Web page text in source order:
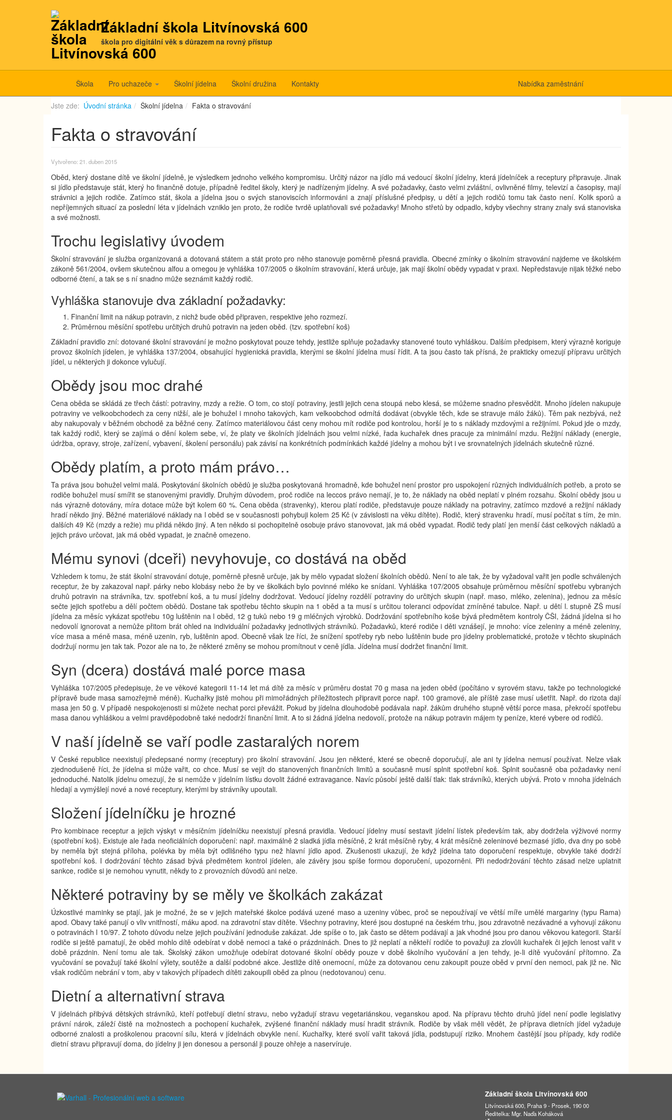
Základní škola Litvínovská 600
škola pro digitální věk s důrazem na rovný přístup
Škola Pro uchazeče Školní jídelna Školní družina Kontakty Nabídka zaměstnání
Jste zde: Úvodní stránka Školní jídelna Fakta o stravování
Fakta o stravování
Vytvořeno: 21. duben 2015
Oběd, který dostane dítě ve školní jídelně, je výsledkem jednoho velkého kompromisu. Určitý názor na jídlo má vedoucí školní jídelny, která jídelníček a receptury připravuje. Jinak
si jídlo představuje stát, který ho finančně dotuje, případně ředitel školy, který je nadřízeným jídelny. A své požadavky, často velmi zvláštní, ovlivněné filmy, televizí a časopisy, mají
strávnici a jejich rodiče. Zatímco stát, škola a jídelna jsou o svých stanoviscích informováni a znají příslušné předpisy, u dětí a jejich rodičů tomu tak často není. Kolik sporů a
nepříjemných situací za poslední léta v jídelnách vzniklo jen proto, že rodiče tvrdě uplatňovali své požadavky! Mnoho střetů by odpadlo, kdyby všechny strany znaly svá stanoviska
a své možnosti.
Trochu legislativy úvodem
Školní stravování je služba organizovaná a dotovaná státem a stát proto pro něho stanovuje poměrně přesná pravidla. Obecné zmínky o školním stravování najdeme ve školském
zákoně 561/2004, ovšem skutečnou alfou a omegou je vyhláška 107/2005 o školním stravování, která určuje, jak mají školní obědy vypadat v praxi. Nepředstavuje nijak těžké nebo
odborné čtení, a tak se s ní snadno může seznámit každý rodič.
Vyhláška stanovuje dva základní požadavky:
Finanční limit na nákup potravin, z nichž bude oběd připraven, respektive jeho rozmezí.
Průměrnou měsíční spotřebu určitých druhů potravin na jeden oběd. (tzv. spotřební koš)
Základní pravidlo zní: dotované školní stravování je možno poskytovat pouze tehdy, jestliže splňuje požadavky stanovené touto vyhláškou. Dalším předpisem, který výrazně koriguje
provoz školních jídelen, je vyhláška 137/2004, obsahující hygienická pravidla, kterými se školní jídelna musí řídit. A ta jsou často tak přísná, že prakticky omezují přípravu určitých
jídel, u některých ji dokonce vylučují.
Obědy jsou moc drahé
Cena oběda se skládá ze třech částí: potraviny, mzdy a režie. O tom, co stojí potraviny, jestli jejich cena stoupá nebo klesá, se můžeme snadno přesvědčit. Mnoho jídelen nakupuje
potraviny ve velkoobchodech za ceny nižší, ale je bohužel i mnoho takových, kam velkoobchod odmítá dodávat (obvykle těch, kde se stravuje málo žáků). Těm pak nezbývá, než
aby nakupovaly v běžném obchodě za běžné ceny. Zatímco materiálovou část ceny mohou mít rodiče pod kontrolou, horší je to s náklady mzdovými a režijními. Pokud jde o mzdy,
tak každý rodič, který se zajímá o dění kolem sebe, ví, že platy ve školních jídelnách jsou velmi nízké, řada kuchařek dnes pracuje za minimální mzdu. Režijní náklady (energie,
údržba, opravy, stroje, zařízení, vybavení, školení personálu) pak závisí na konkrétních podmínkách každé jídelny a mohou být i ve srovnatelných jídelnách skutečně různé.
Obědy platím, a proto mám právo…
Ta práva jsou bohužel velmi malá. Poskytování školních obědů je služba poskytovaná hromadně, kde bohužel není prostor pro uspokojení různých individuálních potřeb, a proto se
rodiče bohužel musí smířit se stanovenými pravidly. Druhým důvodem, proč rodiče na leccos právo nemají, je to, že náklady na oběd neplatí v plném rozsahu. Školní obědy jsou u
nás výrazně dotovány, míra dotace může být kolem 60 %. Cena oběda (stravenky), kterou platí rodiče, představuje pouze náklady na potraviny, zatímco mzdové a režijní náklady
hradí někdo jiný. Běžné materiálové náklady na l oběd se v současnosti pohybuji kolem 25 Kč (v závislosti na věku dítěte). Rodič, který stravenku hradí, musí počítat s tím, že min.
dalších 49 Kč (mzdy a režie) mu přidá někdo jiný. A ten někdo si pochopitelně osobuje právo stanovovat, jak má oběd vypadat. Rodič tedy platí jen menší část celkových nákladů a
jejich právo určovat, jak má oběd vypadat, je značně omezeno.
Mému synovi (dceři) nevyhovuje, co dostává na oběd
Vzhledem k tomu, že stát školní stravování dotuje, poměrně přesně určuje, jak by mělo vypadat složení školních obědů. Není to ale tak, že by vyžadoval vařit jen podle schválených
receptur, že by zakazoval např. párky nebo klobásy nebo že by ve školkách bylo povinné mléko ke snídani. Vyhláška 107/2005 obsahuje průměrnou měsíční spotřebu vybraných
druhů potravin na strávníka, tzv. spotřební koš, a tu musí jídelny dodržovat. Vedoucí jídelny rozdělí potraviny do určitých skupin (např. maso, mléko, zelenina), jednou za měsíc
sečte jejich spotřebu a dělí počtem obědů. Dostane tak spotřebu těchto skupin na 1 oběd a ta musí s určitou toleranci odpovídat zmíněné tabulce. Např. u dětí l. stupně ZŠ musí
jídelna za měsíc vykázat spotřebu 10g luštěnin na l oběd, 12 g tuků nebo 19 g mléčných výrobků. Dodržování spotřebního koše bývá předmětem kontroly ČŠI, žádná jídelna si ho
nedovolí ignorovat a nemůže přitom brát ohled na individuální požadavky jednotlivých strávníků. Požadavků, které rodiče i děti vznášejí, je mnoho: více zeleniny a méně zeleniny,
více masa a méně masa, méně uzenin, ryb, luštěnin apod. Obecně však lze říci, že snížení spotřeby ryb nebo luštěnin bude pro jídelny problematické, protože v těchto skupinách
dodržují normu jen tak tak. Pozor ale na to, že některé změny se mohou promítnout v ceně jídla. Jídelna musí dodržet finanční limit.
Syn (dcera) dostává malé porce masa
Vyhláška 107/2005 předepisuje, že ve věkové kategorii 11-14 let má dítě za měsíc v průměru dostat 70 g masa na jeden oběd (počítáno v syrovém stavu, takže po technologické
přípravě bude masa samozřejmě méně). Kuchařky jistě mohou při mimořádných příležitostech připravit porce např. 100 gramové, ale příště zase musí ušetřit. Např. do rizota dají
masa jen 50 g. V případě nespokojenosti si můžete nechat porci převážit. Pokud by jídelna dlouhodobě podávala např. žákům druhého stupně větší porce masa, překročí spotřebu
masa danou vyhláškou a velmi pravděpodobně také nedodrží finanční limit. A to si žádná jídelna nedovolí, protože na nákup potravin májem ty peníze, které vybere od rodičů.
V naší jídelně se vaří podle zastaralých norem
V České republice neexistují předepsané normy (receptury) pro školní stravování. Jsou jen některé, které se obecně doporučují, ale ani ty jídelna nemusí používat. Nelze však
zjednodušeně říci, že jídelna si může vařit, co chce. Musí se vejít do stanovených finančních limitů a současně musí splnit spotřební koš. Splnit současně oba požadavky není
jednoduché. Natolik jídelnu omezují, že si nemůže v jídelním lístku dovolit žádné extravagance. Navíc působí ještě další tlak: tlak strávníků, kterých ubývá. Proto v mnoha jídelnách
hledají a vymýšlejí nové a nové receptury, kterými by strávníky upoutali.
Složení jídelníčku je hrozné
Pro kombinace receptur a jejich výskyt v měsíčním jídelníčku neexistují přesná pravidla. Vedoucí jídelny musí sestavit jídelní lístek především tak, aby dodržela výživové normy
(spotřební koš). Existuje ale řada neoficiálních doporučení: např. maximálně 2 sladká jídla měsíčně, 2 krát měsíčně ryby, 4 krát měsíčně zeleninové bezmasé jídlo, dva dny po sobě
by neměla být stejná příloha, polévka by měla být odlišného typu než hlavní jídlo apod. Zkušenosti ukazují, že když jídelna tato doporučení respektuje, obvykle také dodrží
spotřební koš. I dodržování těchto zásad bývá předmětem kontrol jídelen, ale závěry jsou spíše formou doporučení, upozorněni. Při nedodržování těchto zásad nelze uplatnit
sankce, rodiče si je nemohou vynutit, někdy to z provozních důvodů ani nelze.
Některé potraviny by se měly ve školkách zakázat
Úzkostlivé maminky se ptají, jak je možné, že se v jejich mateřské školce podává uzené maso a uzeniny vůbec, proč se nepoužívají ve větší míře umělé margariny (typu Rama)
apod. Obavy také panují o vliv vnitřností, máku apod. na zdravotní stav dítěte. Všechny potraviny, které jsou dostupné na českém trhu, jsou zdravotně nezávadné a vyhovují zákonu
o potravinách l 10/97. Z tohoto důvodu nelze jejich používání jednoduše zakázat. Jde spíše o to, jak často se dětem podávají a jak vhodné jsou pro danou věkovou kategorii. Starší
rodiče si ještě pamatují, že oběd mohlo dítě odebírat v době nemoci a také o prázdninách. Dnes to již neplatí a někteří rodiče to považuji za zlovůli kuchařek či jejich lenost vařit v
době prázdnin. Není tomu ale tak. Školský zákon umožňuje odebírat dotované školní obědy pouze v době školního vyučování a jen tehdy, je-li dítě vyučování přítomno. Za
vyučování se považují také školní výlety, soutěže a další podobné akce. Jestliže dítě onemocní, může za dotovanou cenu zakoupit pouze oběd v první den nemoci, pak již ne. Nic
však rodičům nebrání v tom, aby v takových případech dítěti zakoupili oběd za plnou (nedotovanou) cenu.
Dietní a alternativní strava
V jídelnách přibývá dětských strávníků, kteří potřebují dietní stravu, nebo vyžadují stravu vegetariánskou, veganskou apod. Na přípravu těchto druhů jídel není podle legislativy
právní nárok, záleží čistě na možnostech a pochopení kuchařek, zvýšené finanční náklady musí hradit strávník. Rodiče by však měli vědět, že příprava dietních jídel vyžaduje
odborné znalosti a proškolenou pracovní sílu, která v jídelnách obvykle není. Kuchařky, které svolí vařit taková jídla, podstupují riziko. Mnohem častější jsou případy, kdy rodiče
dietní stravu připravují doma, do jídelny ji jen donesou a personál ji pouze ohřeje a naservíruje.
Základní škola Litvínovská 600
Litvínovská 600, Praha 9 - Prosek, 190 00
Ředitelka: Mgr. Naďa Koháková